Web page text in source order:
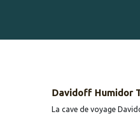
Davidoff Humidor
La cave de voyage